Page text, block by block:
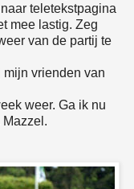
teletekstpagina
mee lastig. Zeg
van de partij te
mijn vrienden van
weer. Ga ik nu
Mazzel.